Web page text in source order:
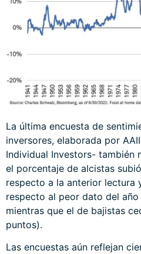
La última encuesta de
inversores, elaborada por
Individual Investors- también
el porcentaje de alcistas
respecto a la anterior lectura
respecto al peor dato del
mientras que el de bajistas
puntos).
Las encuestas aún reflejan